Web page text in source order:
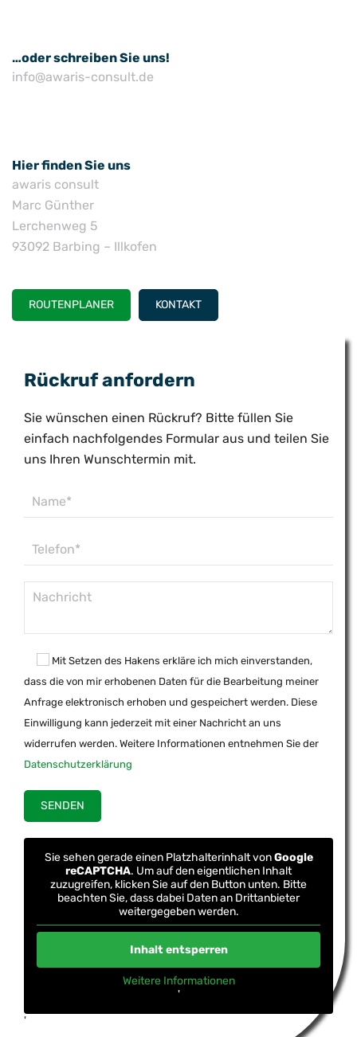
…oder schreiben Sie uns!
info@awaris-consult.de
Hier finden Sie uns
awaris consult
Marc Günther
Lerchenweg 5
93092 Barbing – Illkofen
ROUTENPLANER KONTAKT
Rückruf anfordern
Sie wünschen einen Rückruf? Bitte füllen Sie
einfach nachfolgendes Formular aus und teilen Sie
uns Ihren Wunschtermin mit.
Mit Setzen des Hakens erkläre ich mich einverstanden,
dass die von mir erhobenen Daten für die Bearbeitung meiner
Anfrage elektronisch erhoben und gespeichert werden. Diese
Einwilligung kann jederzeit mit einer Nachricht an uns
widerrufen werden. Weitere Informationen entnehmen Sie der
Datenschutzerklärung
Sie sehen gerade einen Platzhalterinhalt vonGoogle
reCAPTCHA. Um auf den eigentlichen Inhalt
zuzugreifen, klicken Sie auf den Button unten. Bitte
beachten Sie, dass dabei Daten an Drittanbieter
weitergegeben werden.
Inhalt entsperren
Weitere Informationen
'
'